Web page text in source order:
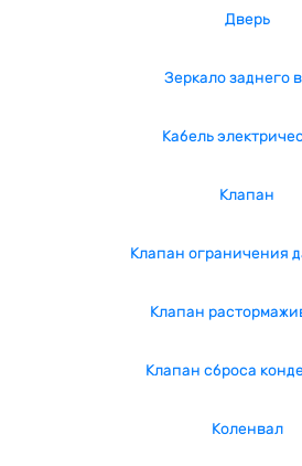
Дверь
Зеркало заднего
Кабель
Клапан
Клапан ограничения
Клапан
Клапан сброса
Коленвал